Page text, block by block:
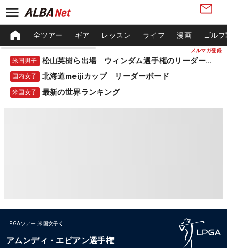
メルマガ登録
全ツアー ギア レッスン ライフ 漫画 ゴル
米国男子 松山英樹ら出場 ウィンダム選手権のリーダーボード
国内女子 北海道meijiカップ リーダーボード
米国女子 最新の世界ランキング
LPGAツアー 米国女子
アムンディ・エビアン選手権